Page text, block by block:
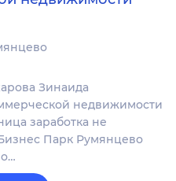
Зинаида
недвижимости
заработка не
Парк Румянцево